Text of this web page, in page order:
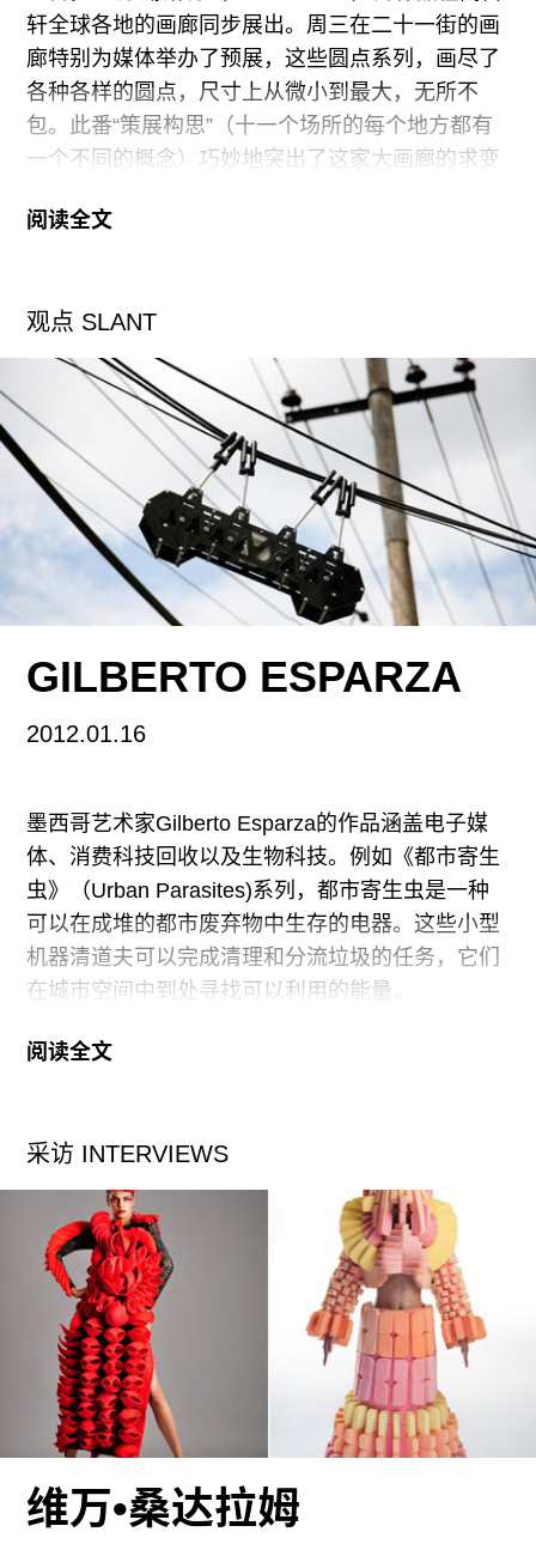
或者终将有一天这种曾被我们钟爱的生活方式将濒
临灭绝？策划者提出了“欢•迎•光•临，促•进•倒•闭”
这一口号，以轻微的揶揄应对冷酷的现实。这次乌
托邦行动使深圳诞生一家只存活30天的书店，而这
一不断进展中的死亡倒计时成为了行为装置的背
的敲打每一个参与者并影响着他们的行为模式。
轩全球各地的画廊同步展出。周三在二十一街的画
廊特别为媒体举办了预展，这些圆点系列，画尽了
各种各样的圆点，尺寸上从微小到最大，无所不
包。此番“策展构思”（十一个场所的每个地方都有
一个不同的概念）巧妙地突出了这家大画廊的求变
土特色和特立独行。在纽约，展览被打造为 “达明•
许是一项营销策略，也许不是（我猜他们一次只卖
一张），但是却忽略了真正的关键所在，即个性和
普遍性之间的冲突。这种冲突不是体现在不同尺
寸、色彩和日期的艺术作品之间，而是在个人——
艺术家和社会之间的冲突。冰冷如洞穴般的展厅
里，从尺寸到规模都夸张地变化着，但却显得捉襟
见肘，顾此失彼。
满幅抽象贫于变化。就如格林伯格所推崇的画作那
样，他认为，中心、边缘、图底关系的缺乏象征了
资本主义过度的物质性。这种“多音部”的艺术是对
彻底民主或彻底交流的幻想，一切在于观者的看
法。从四十年代起，水平和满幅的比喻变得更加令
性紧密地联系起来，它依旧自然而然地提出很多有
趣的问题。倘若你愿意花时间认真审视波洛克、斯
特拉、里希特，和赫斯特的画，就会发现，没有一
件是荒诞，甚至是虚无的。否则，这些遍布博物
馆、收藏和艺术场所的画就成了跨国资本家、发烧
友们极佳的中性背景。赫斯特欣赏暗淡与暗哑之间
物；他的满幅绘画充满了德波（Guy
阅读全文
观点 SLANT
GILBERTO ESPARZA
2012.01.16
墨西哥艺术家Gilberto Esparza的作品涵盖电子媒
体、消费科技回收以及生物科技。例如《都市寄生
虫》（Urban Parasites)系列，都市寄生虫是一种
可以在成堆的都市废弃物中生存的电器。这些小型
机器清道夫可以完成清理和分流垃圾的任务，它们
在城市空间中到处寻找可以利用的能量。
“dblt”的能量来源于电流。这种“生物”从周围的环境
市空间中到处寻找可以利用的能量。
“都市寄生虫 ”项目网站
“游牧植物”是一个隐喻，揭示人类疏离自然的状
态，以及人类活动对自然的影响。这件作品是一个
进行中的实验，旨在对技术力量的双重性提出批判
性的反思。作品包括了一个小型自动化机器人（游
牧植物），当它的细菌需要养分时可以向水源移
动。它装载了植物和微生物，在机器体内以共生关
系生存着。机器人从受污染的河流里取水，分解其
中的成分来提取能源，供给其大脑电路。富余能源
阅读全文
采访 INTERVIEWS
维万•桑达拉姆